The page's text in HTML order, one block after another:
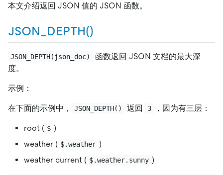
本文介绍返回 JSON 值的 JSON 函数。
JSON_DEPTH()
JSON_DEPTH(json_doc)
函数返回 JSON 文档的最大深
度。
示例：
在下面的示例中， JSON_DEPTH() 返回 3 ，因为有三层：
root ( $ )
weather ( $.weather )
weather current ( $.weather.sunny )